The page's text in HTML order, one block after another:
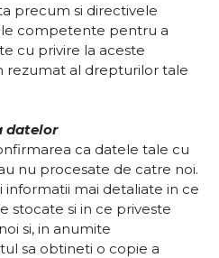
precum si directivele
competente pentru a
cu privire la aceste
rezumat al drepturilor tale
datelor
ca datele tale cu
nu procesate de catre noi.
informatii mai detaliate in ce
stocate si in ce priveste
si, in anumite
sa obtineti o copie a